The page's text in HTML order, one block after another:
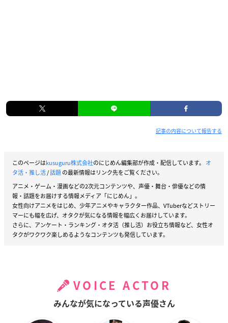
記事の内容について報告する
このページはkusuguru株式会社のにじめん編集部が作成・配信しています。 オ
タ活・推し活/話題の最新情報はリンク先をご覧ください。
アニメ・ゲーム・漫画などの2次元コンテンツや、声優・舞台・俳優などの情
報・話題をお届けする情報メディア「にじめん」。
女性向けアニメをはじめ、少年アニメやキャラクター作品、VTuberなどストリー
マーにも幅を広げ、オタクが気になる情報を幅広くお届けしています。
さらに、アンケート・ランキング・オタ活（推し活）お役立ち情報など、女性オ
タクがワクワク楽しめるようなコンテンツも発信しています。
VOICE ACTOR
みんなが気になっている声優さん